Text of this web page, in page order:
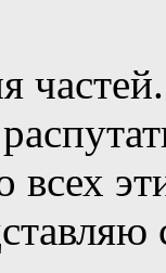
частей.
всех